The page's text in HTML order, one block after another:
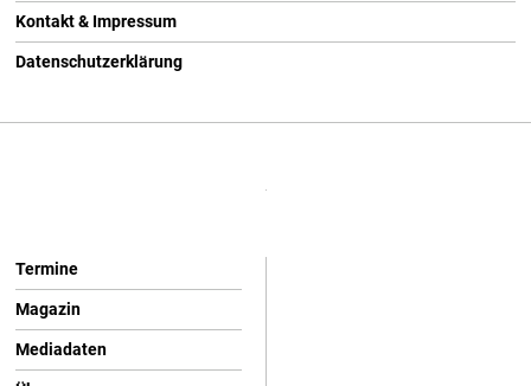
Kontakt & Impressum
Datenschutzerklärung
Termine
Magazin
Mediadaten